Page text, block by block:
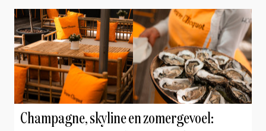
Champagne, skyline en zomergevoel: